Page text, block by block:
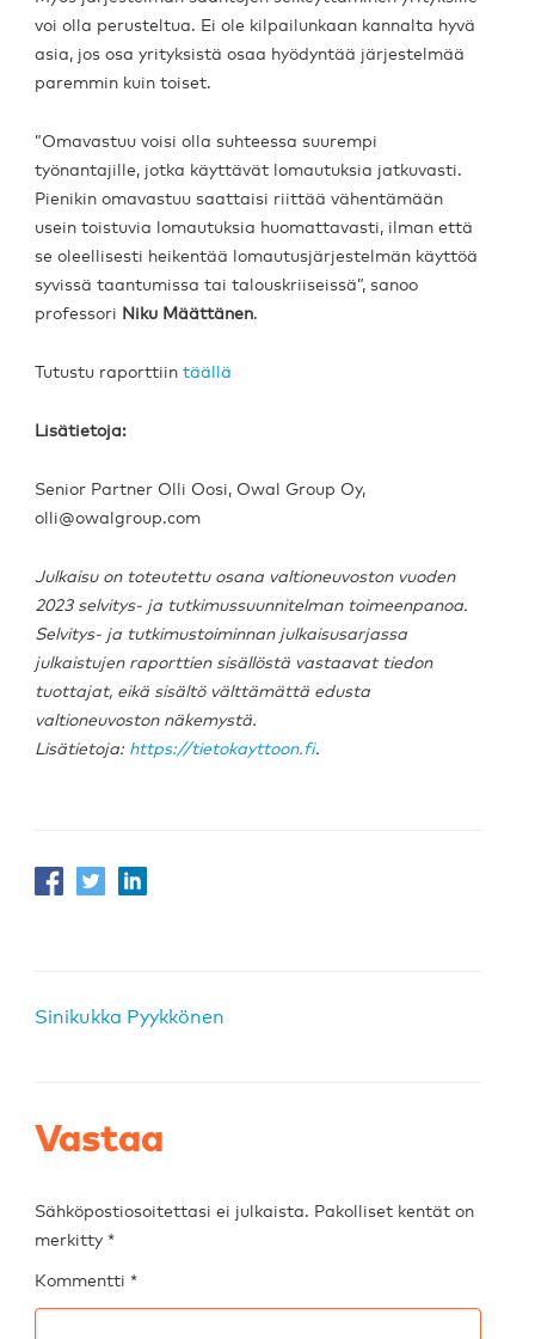
voi olla perusteltua. Ei ole kilpailunkaan kannalta hyvä
asia, jos osa yrityksistä osaa hyödyntää järjestelmää
paremmin kuin toiset.
”Omavastuu voisi olla suhteessa suurempi
työnantajille, jotka käyttävät lomautuksia jatkuvasti.
Pienikin omavastuu saattaisi riittää vähentämään
usein toistuvia lomautuksia huomattavasti, ilman että
se oleellisesti heikentää lomautusjärjestelmän käyttöä
syvissä taantumissa tai talouskriiseissä”, sanoo
professori Niku Määttänen.
Tutustu raporttiintäällä
Lisätietoja:
Senior Partner Olli Oosi, Owal Group Oy,
olli@owalgroup.com
Julkaisu on toteutettu osana valtioneuvoston vuoden
2023 selvitys- ja tutkimussuunnitelman toimeenpanoa.
Selvitys- ja tutkimustoiminnan julkaisusarjassa
julkaistujen raporttien sisällöstä vastaavat tiedon
tuottajat, eikä sisältö välttämättä edusta
valtioneuvoston näkemystä.
Lisätietoja: https://tietokayttoon.fi.
Sinikukka Pyykkönen
Vastaa
Sähköpostiosoitettasi ei julkaista. Pakolliset kentät on
merkitty *
Kommentti *